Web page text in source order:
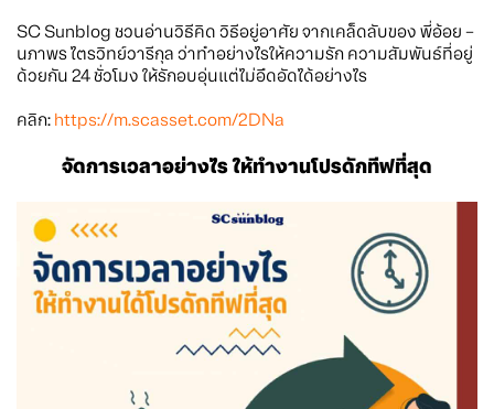
SC Sunblog ชวนอ่านวิธีคิด วิธีอยู่อาศัย จากเคล็ดลับของ พี่อ้อย –
นภาพร ไตรวิทย์วารีกุล ว่าทำอย่างไรให้ความรัก ความสัมพันธ์ที่อยู่
ด้วยกัน 24 ชั่วโมง ให้รักอบอุ่นแต่ไม่อึดอัดได้อย่างไร
คลิก: https://m.scasset.com/2DNa
จัดการเวลาอย่างไร ให้ทำงานโปรดักทีฟที่สุด